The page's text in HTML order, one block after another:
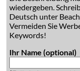
wiedergeben.
Deutsch unter
Vermeiden Sie
Keywords!
Ihr Name (optional)